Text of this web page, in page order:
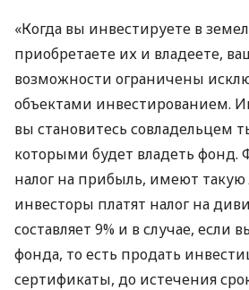
«Когда вы инвестируете в
приобретаете их и владеете,
возможности ограничены
объектами инвестированием.
вы становитесь совладельцем
которыми будет владеть фонд.
налог на прибыль, имеют такую
инвесторы платят налог на
составляет 9% и в случае, если
фонда, то есть продать
сертификаты, до истечения